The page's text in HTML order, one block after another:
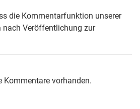
die Kommentarfunktion unserer
nach Veröffentlichung zur
Kommentare vorhanden.